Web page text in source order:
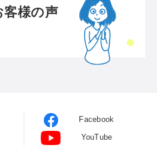
客様の声
Facebook
YouTube